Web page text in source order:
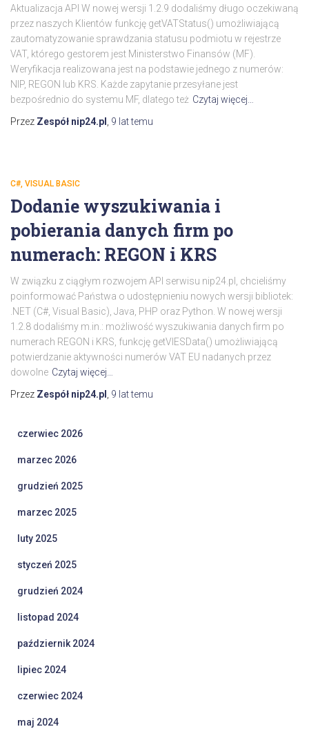
Aktualizacja API W nowej wersji 1.2.9 dodaliśmy długo oczekiwaną
przez naszych Klientów funkcję getVATStatus() umożliwiającą
zautomatyzowanie sprawdzania statusu podmiotu w rejestrze
VAT, którego gestorem jest Ministerstwo Finansów (MF).
Weryfikacja realizowana jest na podstawie jednego z numerów:
NIP, REGON lub KRS. Każde zapytanie przesyłane jest
bezpośrednio do systemu MF, dlatego też Czytaj więcej…
Przez Zespół nip24.pl 9 lattemu
C#, VISUAL BASIC
Dodanie wyszukiwania i
pobierania danych firm po
numerach: REGON i KRS
W związku z ciągłym rozwojem API serwisu nip24.pl, chcieliśmy
poinformować Państwa o udostępnieniu nowych wersji bibliotek:
.NET (C#, Visual Basic), Java, PHP oraz Python. W nowej wersji
1.2.8 dodaliśmy m.in.: możliwość wyszukiwania danych firm po
numerach REGON i KRS, funkcję getVIESData() umożliwiającą
potwierdzanie aktywności numerów VAT EU nadanych przez
dowolne Czytaj więcej…
Przez Zespół nip24.pl 9 lattemu
czerwiec 2026
marzec 2026
grudzień 2025
marzec 2025
luty 2025
styczeń 2025
grudzień 2024
listopad 2024
październik 2024
lipiec 2024
czerwiec 2024
maj 2024